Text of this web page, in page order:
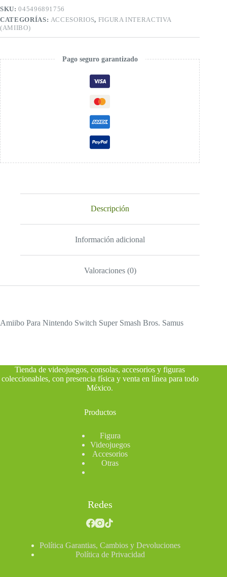
SKU:045496891756
CATEGORÍAS: ACCESORIOS, FIGURA INTERACTIVA
(AMIIBO)
Pago seguro garantizado
Descripción
Información adicional
Valoraciones (0)
Amiibo Para Nintendo Switch Super Smash Bros. Samus
Tienda de videojuegos, consolas, accesorios y figuras
coleccionables, con presencia física y venta en línea para todo
México.
Productos
Figura
Videojuegos
Accesorios
Otras
Redes
Política Garantias, Cambios y Devoluciones
Política de Privacidad